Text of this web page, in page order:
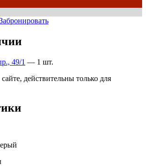
49/1 — 1 шт.
действительны только для